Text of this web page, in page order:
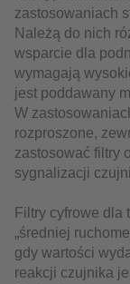
zastosowaniach
Należą do nich
wsparcie dla
wymagają
jest poddawany
W
rozproszone,
zastosować filtry
sygnalizacji
Filtry cyfrowe dla
„średniej
gdy wartości
reakcji czujnika